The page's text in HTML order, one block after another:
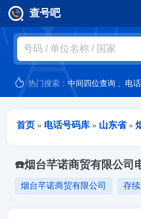
跳转到主要内容
查号吧
热门搜索：中间四位查询 、 电
当前位置
首页 » 电话号码库 » 山东省 »
☎️烟台芊诺商贸有限公司
烟台芊诺商贸有限公司 存续